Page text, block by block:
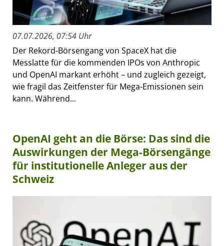
07.07.2026, 07:54 Uhr
Der Rekord-Börsengang von SpaceX hat die
Messlatte für die kommenden IPOs von Anthropic
und OpenAI markant erhöht – und zugleich gezeigt,
wie fragil das Zeitfenster für Mega-Emissionen sein
kann. Während...
OpenAI geht an die Börse: Das sind die
Auswirkungen der Mega-Börsengänge
für institutionelle Anleger aus der
Schweiz